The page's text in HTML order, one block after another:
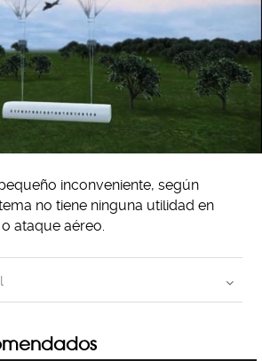
inconveniente, según
no tiene ninguna utilidad en
ataque aéreo.